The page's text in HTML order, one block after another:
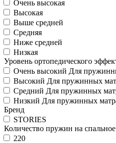
Очень высокая
Высокая
Выше средней
Средняя
Ниже средней
Низкая
Уровень ортопедического
Очень высокий Для
Высокий Для пружинных
Средний Для пружинных
Низкий Для пружинных
Бренд
STORIES
Количество пружин на
220